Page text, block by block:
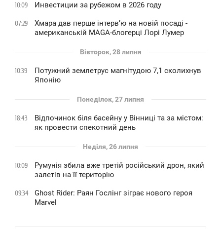
10:09 Инвестиции за рубежом в 2026 году
07:29
Хмара дав перше інтервʼю на новій посаді -
американській MAGA-блогерці Лорі Лумер
Вівторок, 28 липня
10:39
Потужний землетрус магнітудою 7,1 сколихнув
Японію
Понеділок, 27 липня
18:43
Відпочинок біля басейну у Вінниці та за містом:
як провести спекотний день
Неділя, 26 липня
10:09
Румунія збила вже третій російський дрон, який
залетів на її територію
09:34
Ghost Rider: Раян Гослінг зіграє нового героя
Marvel